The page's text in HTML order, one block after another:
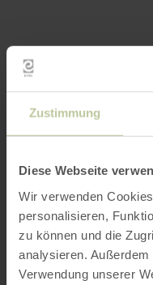
Zustimmung
Diese Webseite
Wir verwenden
personalisieren,
zu können und die
analysieren.
Verwendung unserer